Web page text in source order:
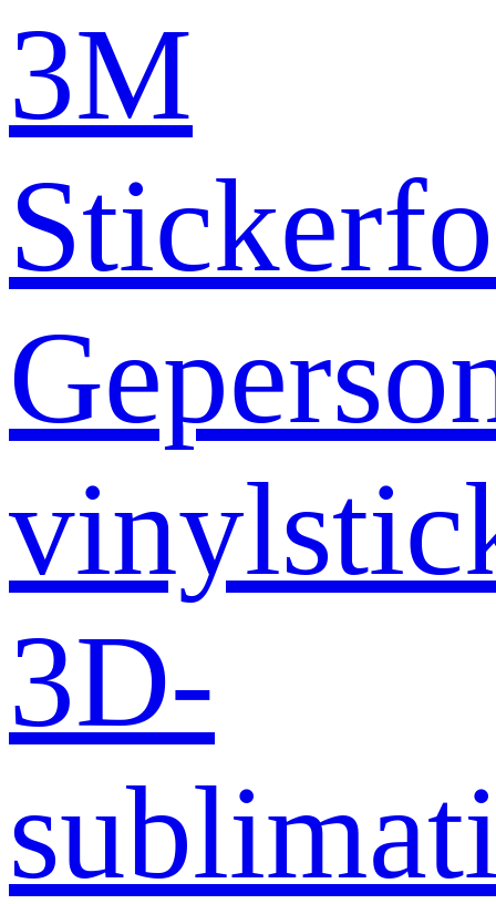
3M
3D-